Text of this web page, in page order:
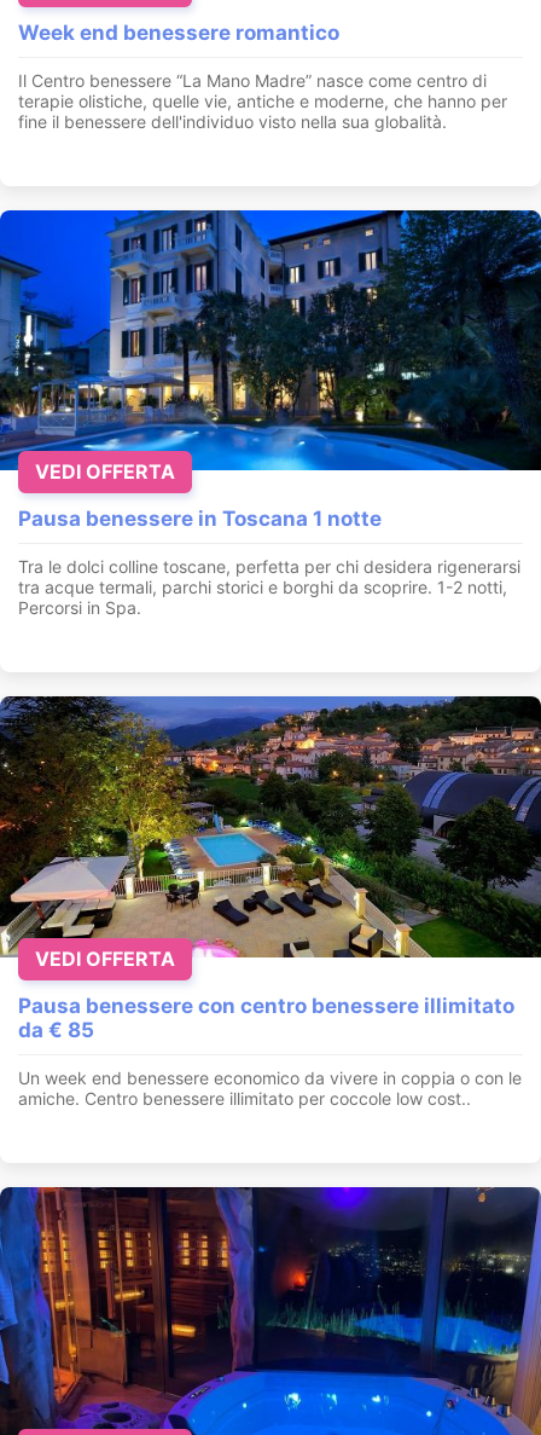
Week end benessere romantico
Il Centro benessere “La Mano Madre” nasce come centro di
terapie olistiche, quelle vie, antiche e moderne, che hanno per
fine il benessere dell'individuo visto nella sua globalità.
Pausa benessere in Toscana 1 notte
Tra le dolci colline toscane, perfetta per chi desidera rigenerarsi
tra acque termali, parchi storici e borghi da scoprire. 1-2 notti,
Percorsi in Spa.
VEDI OFFERTA
Pausa benessere con centro benessere illimitato
da € 85
Un week end benessere economico da vivere in coppia o con le
amiche. Centro benessere illimitato per coccole low cost..
VEDI OFFERTA